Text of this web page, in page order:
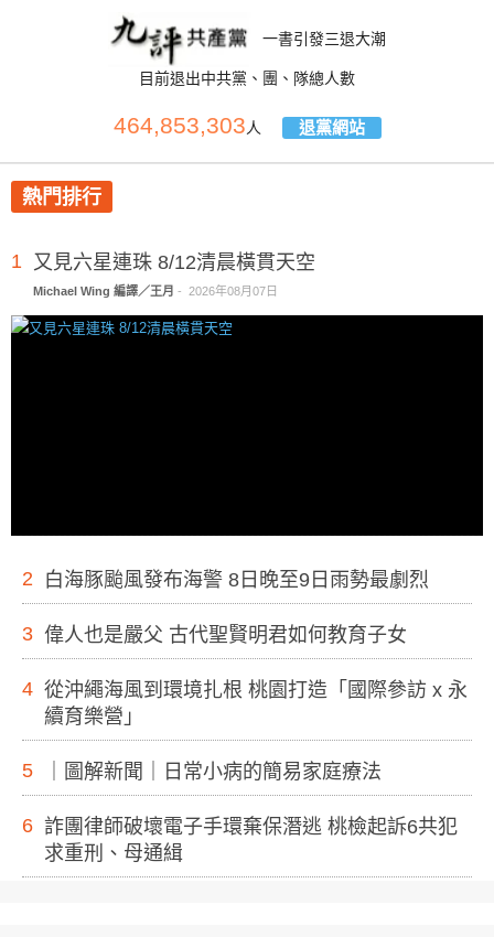
一書引發三退大潮
目前退出中共黨、團、隊總人數
464,853,303人 退黨網站
熱門排行
1 又見六星連珠 8/12清晨橫貫天空
Michael Wing 編譯／王月 - 2026年08月07日
2 白海豚颱風發布海警 8日晚至9日雨勢最劇烈
3 偉人也是嚴父 古代聖賢明君如何教育子女
4 從沖繩海風到環境扎根 桃園打造「國際參訪 x 永
續育樂營」
5 ｜圖解新聞｜日常小病的簡易家庭療法
6 詐團律師破壞電子手環棄保潛逃 桃檢起訴6共犯
求重刑、母通緝